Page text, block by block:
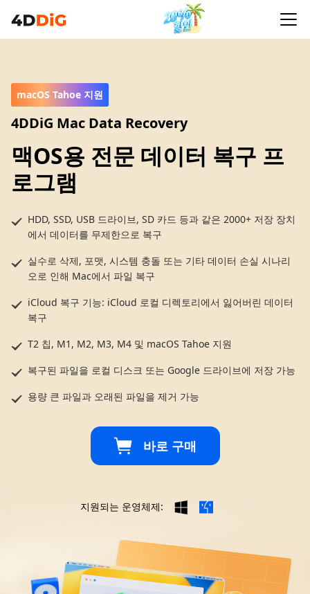
macOS Tahoe 지원
4DDiG Mac Data Recovery
맥OS용 전문 데이터 복구 프
로그램
HDD, SSD, USB 드라이브, SD 카드 등과 같은 2000+ 저장 장치
에서 데이터를 무제한으로 복구
실수로 삭제, 포맷, 시스템 충돌 또는 기타 데이터 손실 시나리
오로 인해 Mac에서 파일 복구
iCloud 복구 기능: iCloud 로컬 디렉토리에서 잃어버린 데이터
복구
T2 칩, M1, M2, M3, M4 및 macOS Tahoe 지원
복구된 파일을 로컬 디스크 또는 Google 드라이브에 저장 가능
용량 큰 파일과 오래된 파일을 제거 가능
바로 구매
지원되는 운영체제: